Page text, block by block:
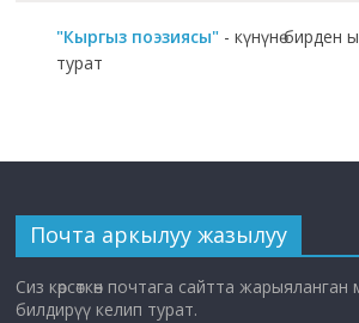
"Кыргыз поэзиясы" - күнүнө
турат
Почта аркылуу жазылуу
Сиз көрсөткөн почтага сайтта
билдирүү келип турат.